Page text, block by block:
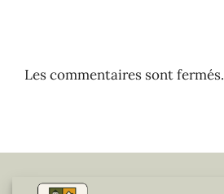
Les commentaires sont fermés.